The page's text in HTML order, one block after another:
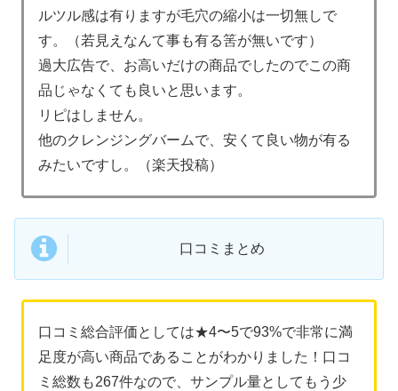
ルツル感は有りますが毛穴の縮小は一切無しで
す。（若見えなんて事も有る筈が無いです）
過大広告で、お高いだけの商品でしたのでこの商
品じゃなくても良いと思います。
リピはしません。
他のクレンジングバームで、安くて良い物が有る
みたいですし。（楽天投稿）
口コミまとめ
口コミ総合評価としては★4〜5で93%で非常に満
足度が高い商品であることがわかりました！口コ
ミ総数も267件なので、サンプル量としてもう少